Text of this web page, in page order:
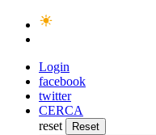
Login
facebook
twitter
CERCA
reset